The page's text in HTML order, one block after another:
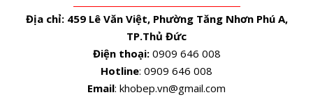
Địa chỉ: 459 Lê Văn Việt, Phường Tăng Nhơn Phú A,
TP.Thủ Đức
Điện thoại:0909 646 008
Hotline: 0909 646 008
Email: khobep.vn@gmail.com